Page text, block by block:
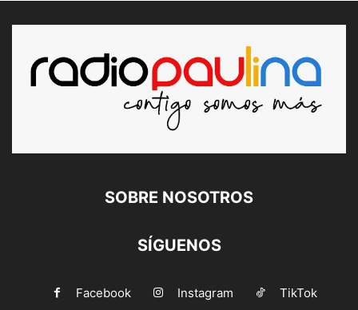
SOBRE NOSOTROS
SÍGUENOS
Facebook Instagram TikTok